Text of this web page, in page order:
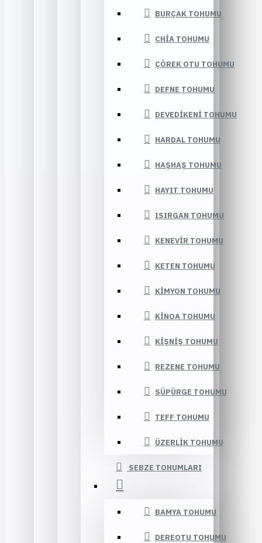
BURÇAK TOHUMU
CHIA TOHUMU
ÇÖREK OTU TOHUMU
DEFNE TOHUMU
DEVEDIKENI TOHUMU
HARDAL TOHUMU
HAŞHAŞ TOHUMU
HAYIT TOHUMU
ISIRGAN TOHUMU
KENEVIR TOHUMU
KETEN TOHUMU
KIMYON TOHUMU
KINOA TOHUMU
KIŞNIŞ TOHUMU
REZENE TOHUMU
SÜPÜRGE TOHUMU
TEFF TOHUMU
ÜZERLIK TOHUMU
SEBZE TOHUMLARI
BAMYA TOHUMU
DEREOTU TOHUMU